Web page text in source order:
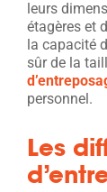
leurs
étagères et
la capacité
sûr de la
personnel.
Les